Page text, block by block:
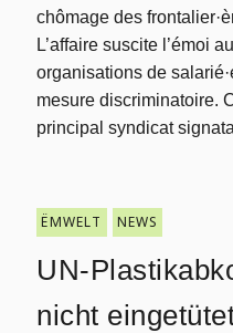
chômage des
L’affaire suscite l’émoi
organisations de
mesure discriminatoire.
principal syndicat
ËMWELT NEWS
UN-
nicht